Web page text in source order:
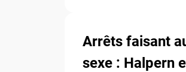
Arrêts faisant
sexe : Halpern